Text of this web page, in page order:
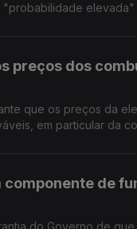
"probabilidade
preços dos
que os preços da
em particular da
componente de